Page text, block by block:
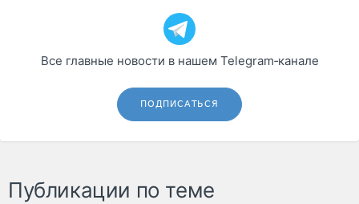
Все главные новости в нашем Telegram‑канале
ПОДПИСАТЬСЯ
Публикации по теме